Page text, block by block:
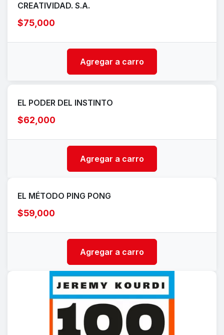
CREATIVIDAD. S.A.
$75,000
Agregar a carro
EL PODER DEL INSTINTO
$62,000
Agregar a carro
EL MÉTODO PING PONG
$59,000
Agregar a carro